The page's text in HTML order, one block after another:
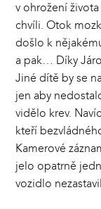
v ohrožení
chvíli. Otok
došlo k
a pak… Díky
Jiné dítě by se
jen aby
vidělo krev.
kteří
Kamerové
jelo opatrně
vozidlo